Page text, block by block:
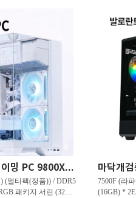
6월 월간견적 4K 게이밍 PC 9800X3D RTX 5080 GY512
(멀티팩(정품)) / DDR5
패키지 서린 (32GB
7500F (라
(16GB) *